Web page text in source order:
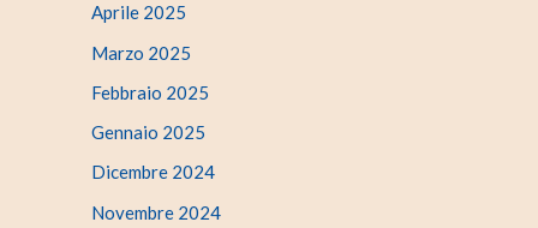
Aprile 2025
Marzo 2025
Febbraio 2025
Gennaio 2025
Dicembre 2024
Novembre 2024